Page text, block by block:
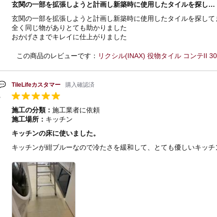
玄関の一部を拡張しようと計画し新築時に使用したタイルを探し…
玄関の一部を拡張しようと計画し新築時に使用したタイルを探し
全く同じ物がありとても助かりました
おかげさまでキレイに仕上がりました
この商品のレビューです： リクシル(INAX) 役物タイル コンテII
TileLifeカスタマー 購入確認済
施工の分類： 施工業者に依頼
施工場所： キッチン
キッチンの床に使いました。
キッチンが紺ブルーなので冷たさを緩和して、とても優しいキッ